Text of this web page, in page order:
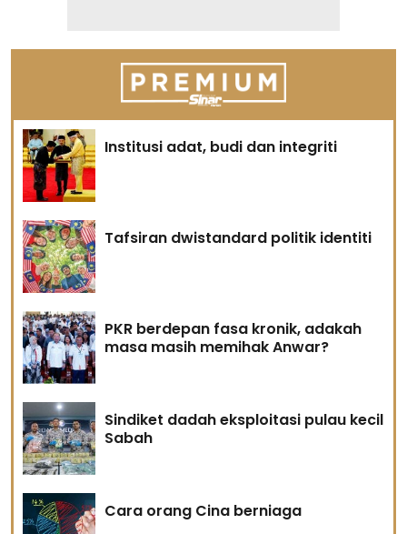
Institusi adat, budi dan integriti
Tafsiran dwistandard politik identiti
PKR berdepan fasa kronik, adakah
masa masih memihak Anwar?
Sindiket dadah eksploitasi pulau kecil
Sabah
Cara orang Cina berniaga